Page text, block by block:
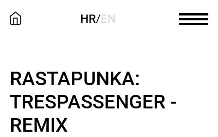
HR/EN
RASTAPUNKA:
TRESPASSENGER -
REMIX